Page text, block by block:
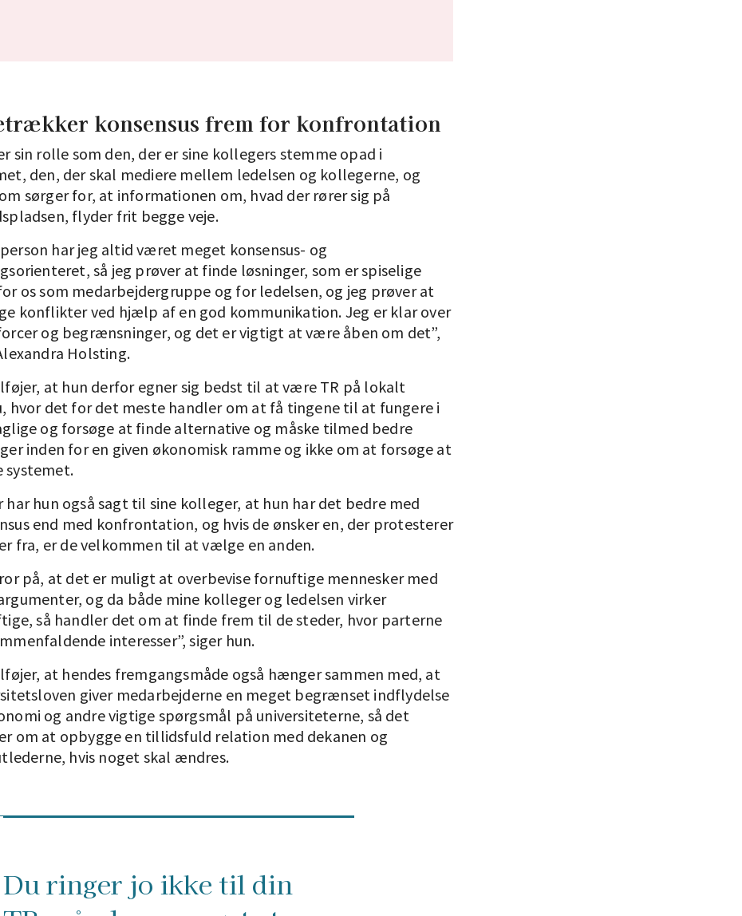
konsensus frem for konfrontation
sin rolle som den, der er sine kollegers stemme opad i
den, der skal mediere mellem ledelsen og kollegerne, og
sørger for, at informationen om, hvad der rører sig på
flyder frit begge veje.
har jeg altid været meget konsensus- og
så jeg prøver at finde løsninger, som er spiselige
os som medarbejdergruppe og for ledelsen, og jeg prøver at
konflikter ved hjælp af en god kommunikation. Jeg er klar over
og begrænsninger, og det er vigtigt at være åben om det”,
Holsting.
at hun derfor egner sig bedst til at være TR på lokalt
hvor det for det meste handler om at få tingene til at fungere i
og forsøge at finde alternative og måske tilmed bedre
inden for en given økonomisk ramme og ikke om at forsøge at
systemet.
har hun også sagt til sine kolleger, at hun har det bedre med
end med konfrontation, og hvis de ønsker en, der protesterer
fra, er de velkommen til at vælge en anden.
på, at det er muligt at overbevise fornuftige mennesker med
og da både mine kolleger og ledelsen virker
så handler det om at finde frem til de steder, hvor parterne
interesser”, siger hun.
at hendes fremgangsmåde også hænger sammen med, at
giver medarbejderne en meget begrænset indflydelse
og andre vigtige spørgsmål på universiteterne, så det
om at opbygge en tillidsfuld relation med dekanen og
hvis noget skal ændres.
Du ringer jo ikke til din